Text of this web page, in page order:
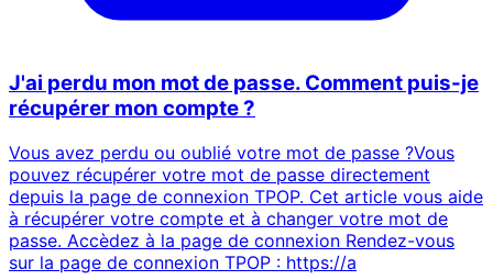
J'ai perdu mon mot de passe. Comment puis-je
récupérer mon compte ?
Vous avez perdu ou oublié votre mot de passe ?Vous
pouvez récupérer votre mot de passe directement
depuis la page de connexion TPOP. Cet article vous aide
à récupérer votre compte et à changer votre mot de
passe. Accèdez à la page de connexion Rendez-vous
sur la page de connexion TPOP : https://a